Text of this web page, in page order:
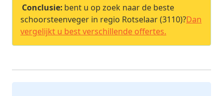
Conclusie: bent u op zoek naar de beste
schoorsteenveger in regio Rotselaar (3110)?Dan
vergelijkt u best verschillende offertes.